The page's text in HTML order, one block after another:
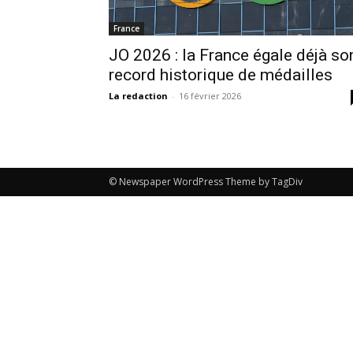
France
JO 2026 : la France égale déjà
record historique de médailles
La redaction - 16 février 2026
© Newspaper WordPress Theme by TagDiv